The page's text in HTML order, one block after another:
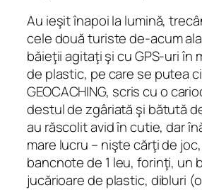
Au ieşit înapoi la lumină,
cele două turiste de‑acum
băieţii agitaţi şi cu GPS-uri în
de plastic, pe care se putea
GEOCACHING, scris cu o
destul de zgâriată şi bătută
au răscolit avid în cutie, dar
mare lucru – nişte cărţi de
bancnote de 1 leu, forinţi, un
jucărioare de plastic, dibluri